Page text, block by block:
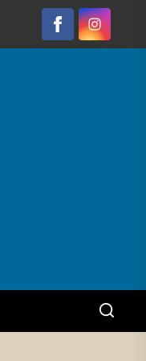
FacebookInstagram